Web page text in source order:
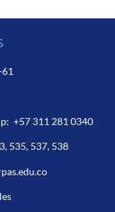
+57 311 281 0340
535, 537, 538